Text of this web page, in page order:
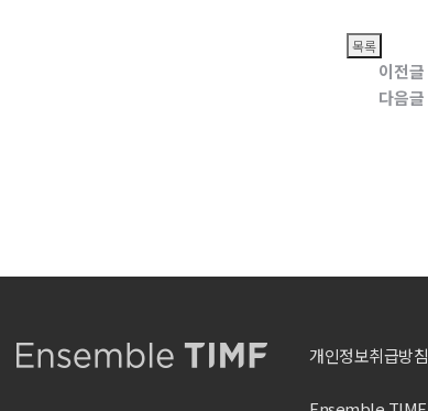
이전글
다음글
개인정보취급방침